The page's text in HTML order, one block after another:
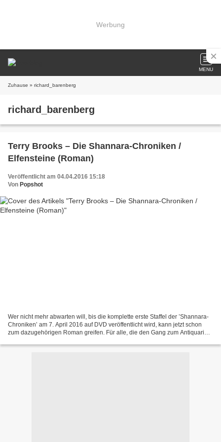
Werbung
MENU
Zuhause » richard_barenberg
richard_barenberg
Terry Brooks – Die Shannara-Chroniken /
Elfensteine (Roman)
Veröffentlicht am 04.04.2016 15:18
Von Popshot
Wer nicht mehr abwarten will, bis die komplette erste Staffel der ’Shannara-
Chroniken’ am 7. April 2016 auf DVD veröffentlicht wird, kann jetzt schon
zum dazugehörigen Roman greifen. Für alle, die den Gang zum Antiquariat